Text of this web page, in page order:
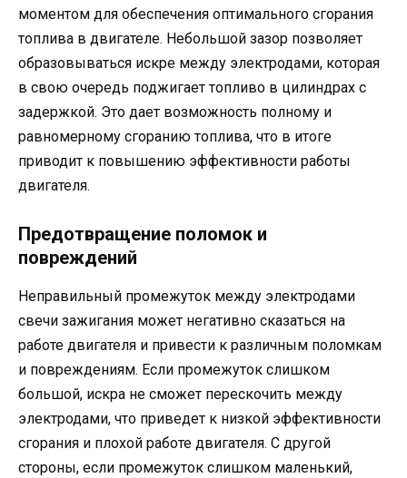
моментом для обеспечения оптимального сгорания
топлива в двигателе. Небольшой зазор позволяет
образовываться искре между электродами, которая
в свою очередь поджигает топливо в цилиндрах с
задержкой. Это дает возможность полному и
равномерному сгоранию топлива, что в итоге
приводит к повышению эффективности работы
двигателя.
Предотвращение поломок и
повреждений
Неправильный промежуток между электродами
свечи зажигания может негативно сказаться на
работе двигателя и привести к различным поломкам
и повреждениям. Если промежуток слишком
большой, искра не сможет перескочить между
электродами, что приведет к низкой эффективности
сгорания и плохой работе двигателя. С другой
стороны, если промежуток слишком маленький,